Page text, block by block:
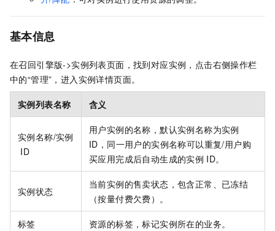
基本信息
在召回引擎版->实例列表页面，找到对应实例，点击右侧操作栏
中的“管理”，进入实例详情页面。
实例列表名称 含义
实例名称/实例
ID
用户实例的名称，默认实例名称为实例
ID，同一用户的实例名称可以重复/用户购
买应用完成后自动生成的实例 ID。
实例状态
当前实例的售卖状态，包含正常、已冻结
（按量付费欠费）。
标签 资源的标签，标记实例所在的业务。